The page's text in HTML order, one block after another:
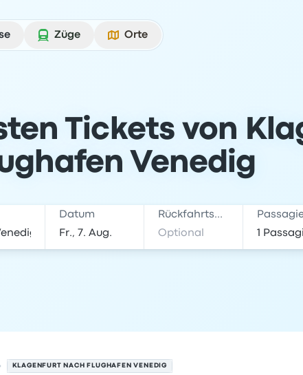
Züge Orte
Tickets von
Venedig
Datum Rückfahrtsdatum
KLAGENFURT NACH FLUGHAFEN VENEDIG